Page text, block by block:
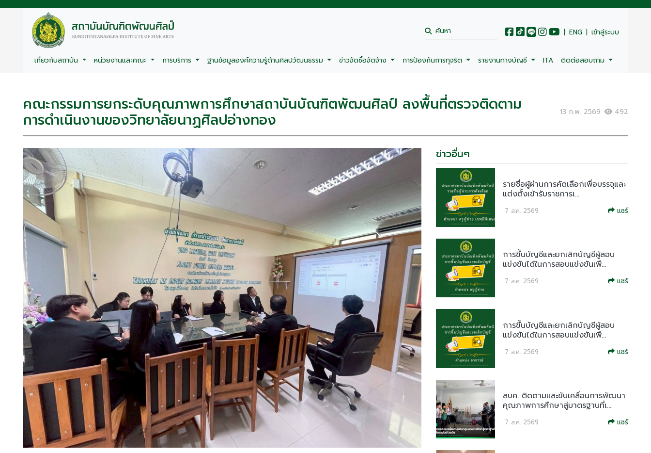
| ENG | เข้าสู่ระบบ
เกี่ยวกับสถาบัน หน่วยงานและคณะ การบริการ ฐานข้อมูลองค์ความรู้ด้านศิลปวัฒนธรรม ข่าวจัดซื้อจัดจ้าง การป้องกันการทุจริต รายงานทางบัญชี ITA ติดต่อสอบถาม
คณะกรรมการยกระดับคุณภาพการศึกษาสถาบันบัณฑิตพัฒนศิลป์ ลงพื้นที่ตรวจติดตาม
การดำเนินงานของวิทยาลัยนาฏศิลปอ่างทอง 13 ก.พ. 2569 492
ข่าวอื่นๆ
รายชื่อผู้ผ่านการคัดเลือกเพื่อบรรจุและ
แต่งตั้งเข้ารับราชการเ...
7 ส.ค. 2569 แชร์
การขึ้นบัญชีและยกเลิกบัญชีผู้สอบ
แข่งขันได้ในการสอบแข่งขันเพื...
7 ส.ค. 2569 แชร์
การขึ้นบัญชีและยกเลิกบัญชีผู้สอบ
แข่งขันได้ในการสอบแข่งขันเพื...
7 ส.ค. 2569 แชร์
สบศ. ติดตามและขับเคลื่อนการพัฒนา
คุณภาพการศึกษาสู่มาตรฐานที่เ...
7 ส.ค. 2569 แชร์